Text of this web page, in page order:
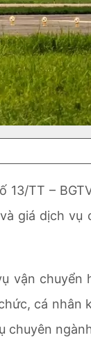
TT –
giá dịch vụ
vận chuyển
cá nhân
chuyên